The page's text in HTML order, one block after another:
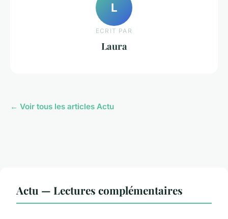
L
ECRIT PAR
Laura
← Voir tous les articles Actu
Actu — Lectures complémentaires